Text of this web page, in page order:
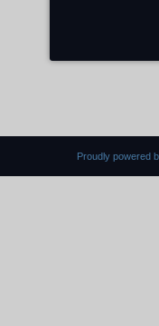
Proudly powered